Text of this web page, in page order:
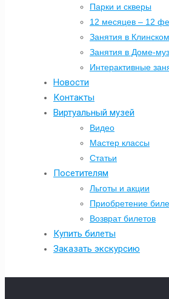
Парки и скверы
12 месяцев – 12
Занятия в
Занятия в Доме-
Интерактивные
Новости
Контакты
Виртуальный музей
Видео
Мастер классы
Статьи
Посетителям
Льготы и акции
Приобретение
Возврат билетов
Купить билеты
Заказать экскурсию